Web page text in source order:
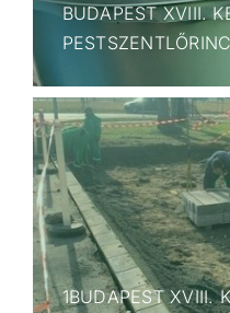
BUDAPEST XVIII.
1BUDAPEST XVIII.